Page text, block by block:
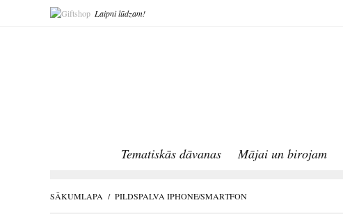
Laipni lūdzam!
Tematiskās dāvanas Mājai un birojam
SĀKUMLAPA / PILDSPALVA IPHONE/SMARTFON